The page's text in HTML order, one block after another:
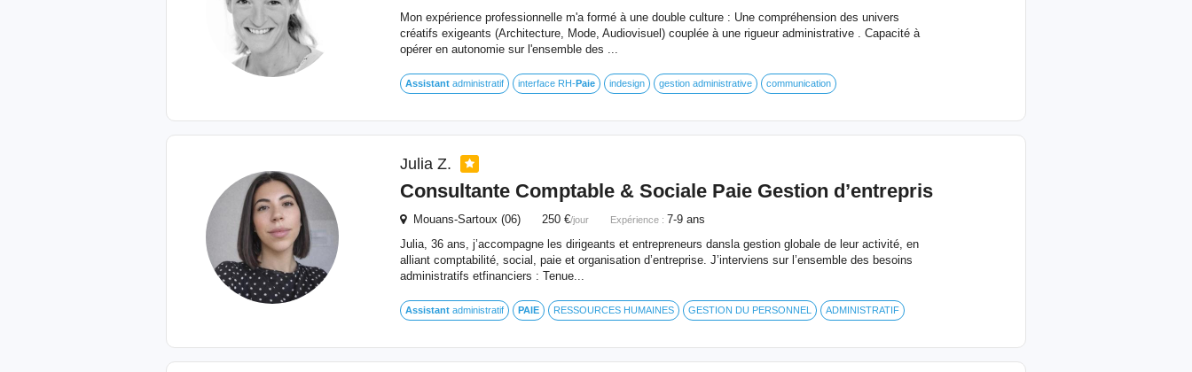
Mon expérience professionnelle m'a formé à une double culture : Une compréhension des univers
créatifs exigeants (Architecture, Mode, Audiovisuel) couplée à une rigueur administrative . Capacité à
opérer en autonomie sur l'ensemble des ...
Assistantadministratif interface RH-Paie indesign gestion administrative communication
Julia Z.
Consultante Comptable & Sociale PaieGestion d’entrepris
Mouans-Sartoux (06) 250 €/jour Expérience : 7-9 ans
Julia, 36 ans, j’accompagne les dirigeants et entrepreneurs dansla gestion globale de leur activité, en
alliant comptabilité, social, paie et organisation d’entreprise. J’interviens sur l’ensemble des besoins
administratifs etfinanciers : Tenue...
Assistantadministratif PAIE RESSOURCES HUMAINES GESTION DU PERSONNEL ADMINISTRATIF